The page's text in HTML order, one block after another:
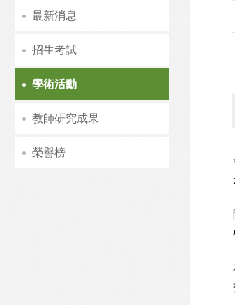
最新消息
招生考試
學術活動
教師研究成果
榮譽榜